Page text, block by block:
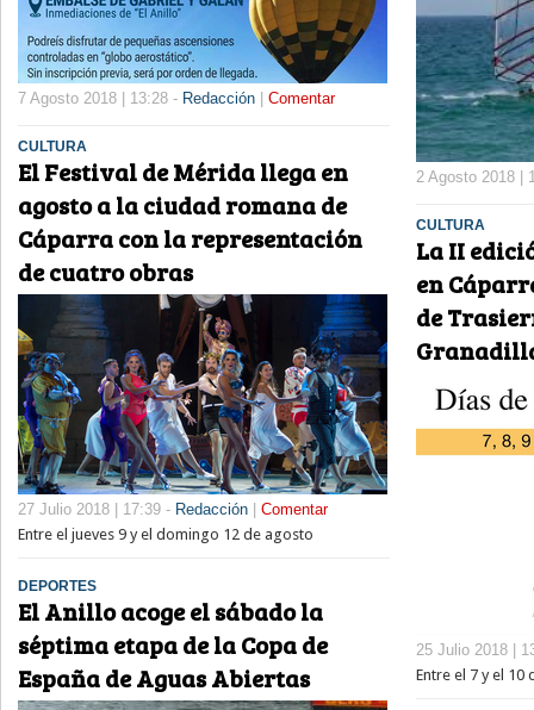
7 Agosto 2018 | 13:28 - Redacción | Comentar
CULTURA
El Festival de Mérida llega en
agosto a la ciudad romana de
Cáparra con la representación
de cuatro obras
27 Julio 2018 | 17:39 - Redacción
Comentar
Entre el jueves 9 y el domingo 12 de agosto
DEPORTES
El Anillo acoge el sábado la
séptima etapa de la Copa de
España de Aguas Abiertas
2 Agosto 2018 |
CULTURA
La II
en
de
25 Julio 2018 |
Entre el 7 y el 10